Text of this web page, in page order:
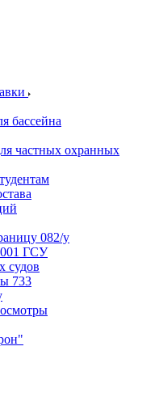
бассейна
частных охранных
082/у
001 ГСУ
судов
733